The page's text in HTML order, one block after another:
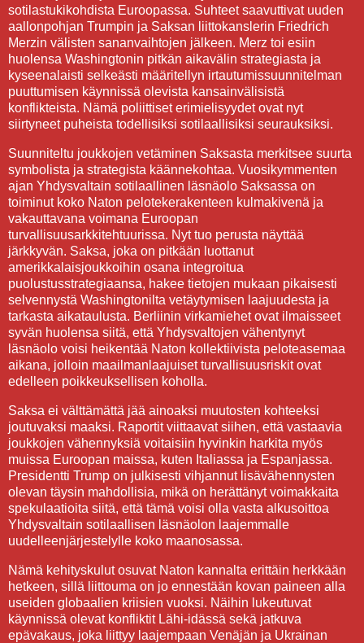
sotilastukikohdista Euroopassa. Suhteet saavuttivat uuden
aallonpohjan Trumpin ja Saksan liittokanslerin Friedrich
Merzin välisten sananvaihtojen jälkeen. Merz toi esiin
huolensa Washingtonin pitkän aikavälin strategiasta ja
kyseenalaisti selkeästi määritellyn irtautumissuunnitelman
puuttumisen käynnissä olevista kansainvälisistä
konflikteista. Nämä poliittiset erimielisyydet ovat nyt
siirtyneet puheista todellisiksi sotilaallisiksi seurauksiksi.
Suunniteltu joukkojen vetäminen Saksasta merkitsee suurta
symbolista ja strategista käännekohtaa. Vuosikymmenten
ajan Yhdysvaltain sotilaallinen läsnäolo Saksassa on
toiminut koko Naton pelotekerakenteen kulmakivenä ja
vakauttavana voimana Euroopan
turvallisuusarkkitehtuurissa. Nyt tuo perusta näyttää
järkkyvän. Saksa, joka on pitkään luottanut
amerikkalaisjoukkoihin osana integroitua
puolustusstrategiaansa, hakee tietojen mukaan pikaisesti
selvennystä Washingtonilta vetäytymisen laajuudesta ja
tarkasta aikataulusta. Berliinin virkamiehet ovat ilmaisseet
syvän huolensa siitä, että Yhdysvaltojen vähentynyt
läsnäolo voisi heikentää Naton kollektiivista peloteasemaa
aikana, jolloin maailmanlaajuiset turvallisuusriskit ovat
edelleen poikkeuksellisen koholla.
Saksa ei välttämättä jää ainoaksi muutosten kohteeksi
joutuvaksi maaksi. Raportit viittaavat siihen, että vastaavia
joukkojen vähennyksiä voitaisiin hyvinkin harkita myös
muissa Euroopan maissa, kuten Italiassa ja Espanjassa.
Presidentti Trump on julkisesti vihjannut lisävähennysten
olevan täysin mahdollisia, mikä on herättänyt voimakkaita
spekulaatioita siitä, että tämä voisi olla vasta alkusoittoa
Yhdysvaltain sotilaallisen läsnäolon laajemmalle
uudelleenjärjestelylle koko maanosassa.
Nämä kehityskulut osuvat Naton kannalta erittäin herkkään
hetkeen, sillä liittouma on jo ennestään kovan paineen alla
useiden globaalien kriisien vuoksi. Näihin lukeutuvat
käynnissä olevat konfliktit Lähi-idässä sekä jatkuva
epävakaus, joka liittyy laajempaan Venäjän ja Ukrainan